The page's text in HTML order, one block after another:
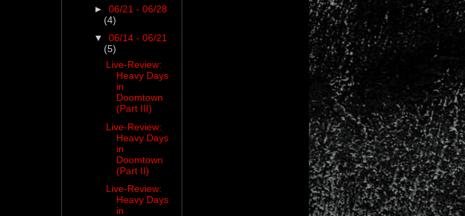
► 06/21 - 06/28
(4)
▼ 06/14 - 06/21
(5)
Live-Review:
Heavy Days
in
Doomtown
(Part III)
Live-Review:
Heavy Days
in
Doomtown
(Part II)
Live-Review:
Heavy Days
in